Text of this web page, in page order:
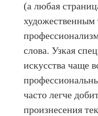
(а любая
художественным
слова. Узкая
искусства чаще
часто легче
произнесения